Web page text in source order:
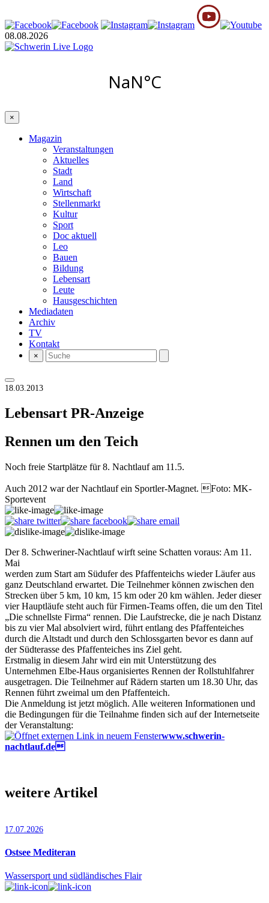
08.08.2026
×
Magazin
Veranstaltungen
Aktuelles
Stadt
Land
Wirtschaft
Stellenmarkt
Kultur
Sport
Doc aktuell
Leo
Bauen
Bildung
Lebensart
Leute
Hausgeschichten
Mediadaten
Archiv
TV
Kontakt
×
18.03.2013
Lebensart PR-Anzeige
Rennen um den Teich
Noch freie Startplätze für 8. Nachtlauf am 11.5.
Auch 2012 war der Nachtlauf ein Sportler-Magnet. Foto: MK-
Sportevent
Der 8. Schweriner-Nachtlauf wirft seine Schatten voraus: Am 11.
Mai
werden zum Start am Südufer des Pfaffenteichs wieder Läufer aus
ganz Deutschland erwartet. Die Teilnehmer können zwischen den
Strecken über 5 km, 10 km, 15 km oder 20 km wählen. Jeder dieser
vier Hauptläufe steht auch für Firmen-Teams offen, die um den Titel
„Die schnellste Firma“ rennen. Die Laufstrecke, die je nach Distanz
bis zu vier Mal absolviert wird, führt entlang des Pfaffenteiches
durch die Altstadt und durch den Schlossgarten bevor es dann auf
der Südterasse des Pfaffenteiches ins Ziel geht.
Erstmalig in diesem Jahr wird ein mit Unterstützung des
Unternehmen Elbe-Haus organisiertes Rennen der Rollstuhlfahrer
ausgetragen. Die Teilnehmer auf Rädern starten um 18.30 Uhr, das
Rennen führt zweimal um den Pfaffenteich.
Die Anmeldung ist jetzt möglich. Alle weiteren Informationen und
die Bedingungen für die Teilnahme finden sich auf der Internetseite
der Veranstaltung:
www.schwerin-
nachtlauf.de
weitere Artikel
17.07.2026
Ostsee Mediteran
Wassersport und südländisches Flair